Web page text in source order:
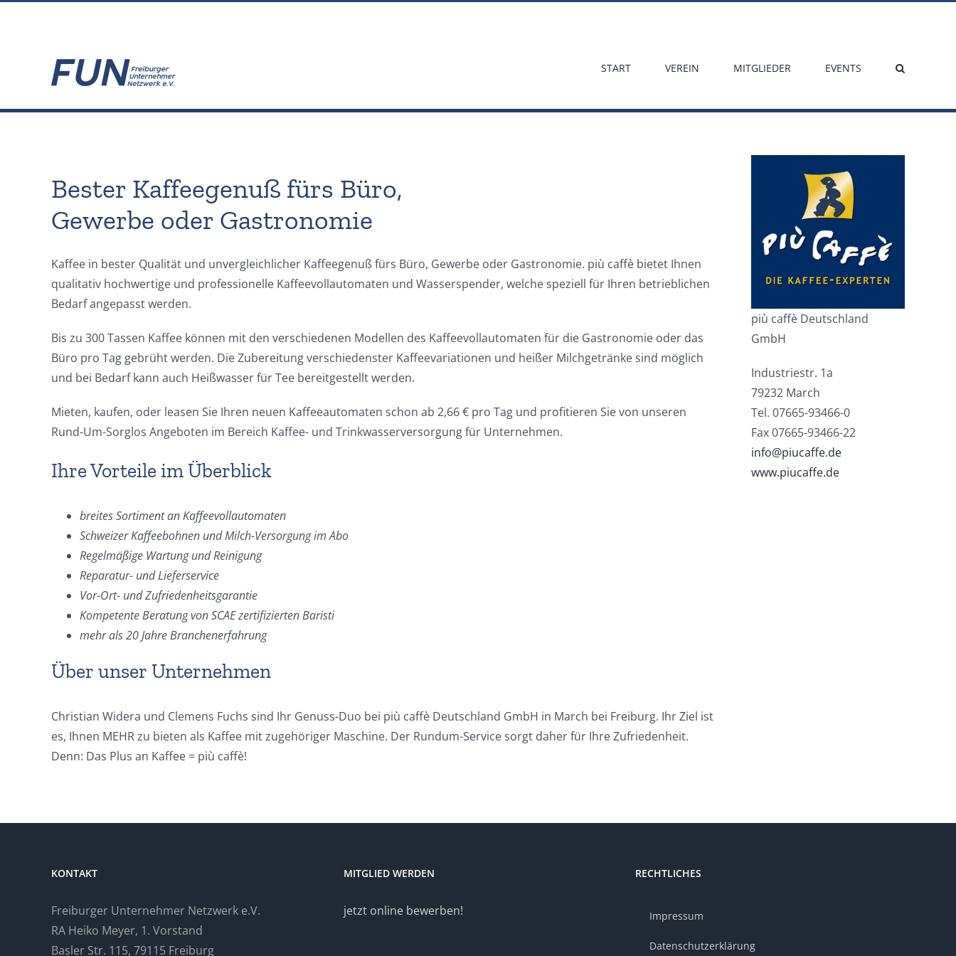
START VEREIN MITGLIEDER EVENTS
Bester Kaffeegenuß fürs Büro,
Gewerbe oder Gastronomie
Kaffee in bester Qualität und unvergleichlicher Kaffeegenuß fürs Büro, Gewerbe oder Gastronomie. più caffè bietet Ihnen
qualitativ hochwertige und professionelle Kaffeevollautomaten und Wasserspender, welche speziell für Ihren betrieblichen
Bedarf angepasst werden.
Bis zu 300 Tassen Kaffee können mit den verschiedenen Modellen des Kaffeevollautomaten für die Gastronomie oder das
Büro pro Tag gebrüht werden. Die Zubereitung verschiedenster Kaffeevariationen und heißer Milchgetränke sind möglich
und bei Bedarf kann auch Heißwasser für Tee bereitgestellt werden.
Mieten, kaufen, oder leasen Sie Ihren neuen Kaffeeautomaten schon ab 2,66 € pro Tag und profitieren Sie von unseren
Rund-Um-Sorglos Angeboten im Bereich Kaffee- und Trinkwasserversorgung für Unternehmen.
Ihre Vorteile im Überblick
breites Sortiment an Kaffeevollautomaten
Schweizer Kaffeebohnen und Milch-Versorgung im Abo
Regelmäßige Wartung und Reinigung
Reparatur- und Lieferservice
Vor-Ort- und Zufriedenheitsgarantie
Kompetente Beratung von SCAE zertifizierten Baristi
mehr als 20 Jahre Branchenerfahrung
Über unser Unternehmen
Christian Widera und Clemens Fuchs sind Ihr Genuss-Duo bei più caffè Deutschland GmbH in March bei Freiburg. Ihr Ziel ist
es, Ihnen MEHR zu bieten als Kaffee mit zugehöriger Maschine. Der Rundum-Service sorgt daher für Ihre Zufriedenheit.
Denn: Das Plus an Kaffee = più caffè!
più caffè Deutschland
GmbH
Industriestr. 1a
79232 March
Tel. 07665-93466-0
Fax 07665-93466-22
info@piucaffe.de
www.piucaffe.de
KONTAKT
Freiburger Unternehmer Netzwerk e.V.
RA Heiko Meyer, 1. Vorstand
Basler Str. 115, 79115 Freiburg
MITGLIED WERDEN
jetzt online bewerben!
RECHTLICHES
Impressum
Datenschutzerklärung